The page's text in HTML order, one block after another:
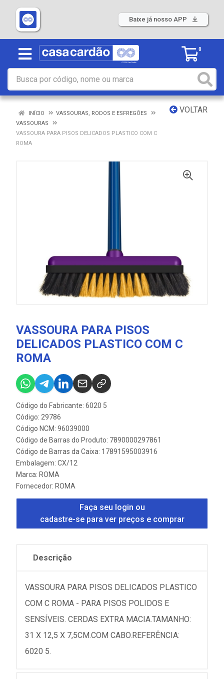
Baixe já nosso APP
0
VOLTAR
INÍCIO
VASSOURAS, RODOS E ESFREGÕES
VASSOURAS
VASSOURA PARA PISOS DELICADOS PLASTICO COM C
ROMA
VASSOURA PARA PISOS
DELICADOS PLASTICO COM C
ROMA
Código do Fabricante: 6020 5
Código: 29786
Código NCM: 96039000
Código de Barras do Produto: 7890000297861
Código de Barras da Caixa: 17891595003916
Embalagem: CX/12
Marca: ROMA
Fornecedor: ROMA
Faça seu login ou
cadastre-se para ver preços e comprar
Descrição
VASSOURA PARA PISOS DELICADOS PLASTICO
COM C ROMA - PARA PISOS POLIDOS E
SENSÍVEIS. CERDAS EXTRA MACIA.TAMANHO:
31 X 12,5 X 7,5CM.COM CABO.REFERÊNCIA:
6020 5.